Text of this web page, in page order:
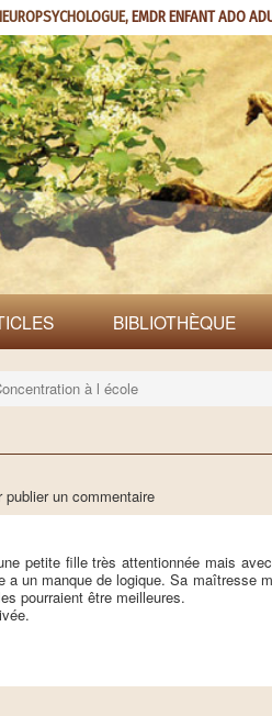
EMDR ENFANT ADO
BIBLIOTHÈQUE
à l école
publier un commentaire
petite fille très attentionnée mais
un manque de logique. Sa maîtresse
pourraient être meilleures.